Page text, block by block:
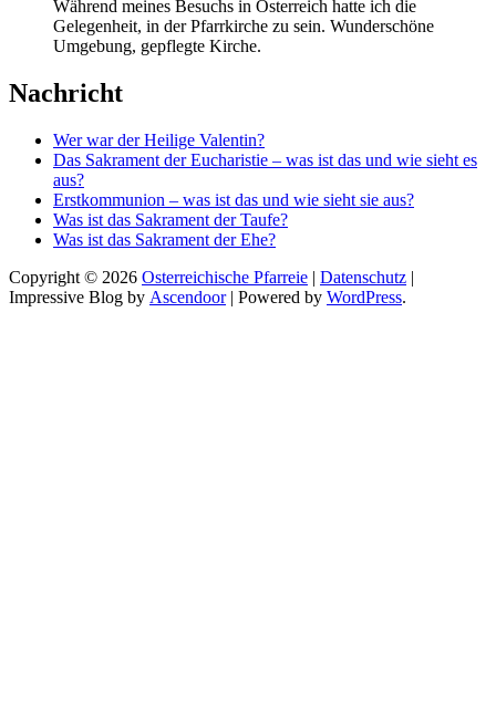
Während meines Besuchs in Österreich hatte ich die
Gelegenheit, in der Pfarrkirche zu sein. Wunderschöne
Umgebung, gepflegte Kirche.
Nachricht
Wer war der Heilige Valentin?
Das Sakrament der Eucharistie – was ist das und wie sieht es
aus?
Erstkommunion – was ist das und wie sieht sie aus?
Was ist das Sakrament der Taufe?
Was ist das Sakrament der Ehe?
Copyright © 2026 Osterreichische Pfarreie | Datenschutz |
Impressive Blog by Ascendoor| Powered by WordPress.